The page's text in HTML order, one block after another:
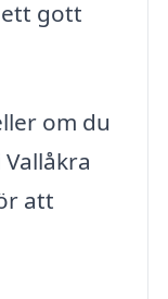
gott
om du
att